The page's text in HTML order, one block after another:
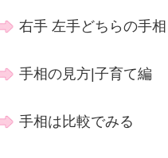
右手 左手どちらの手相
手相の見方|子育て編
手相は比較でみる